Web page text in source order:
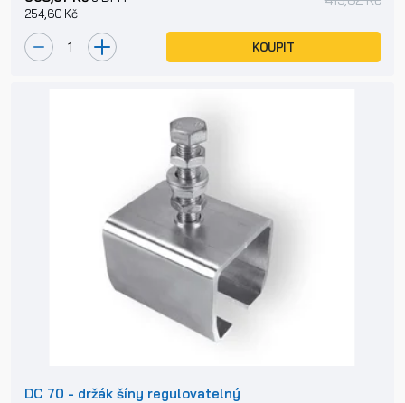
254,60 Kč
KOUPIT
DC 70 - držák šíny regulovatelný